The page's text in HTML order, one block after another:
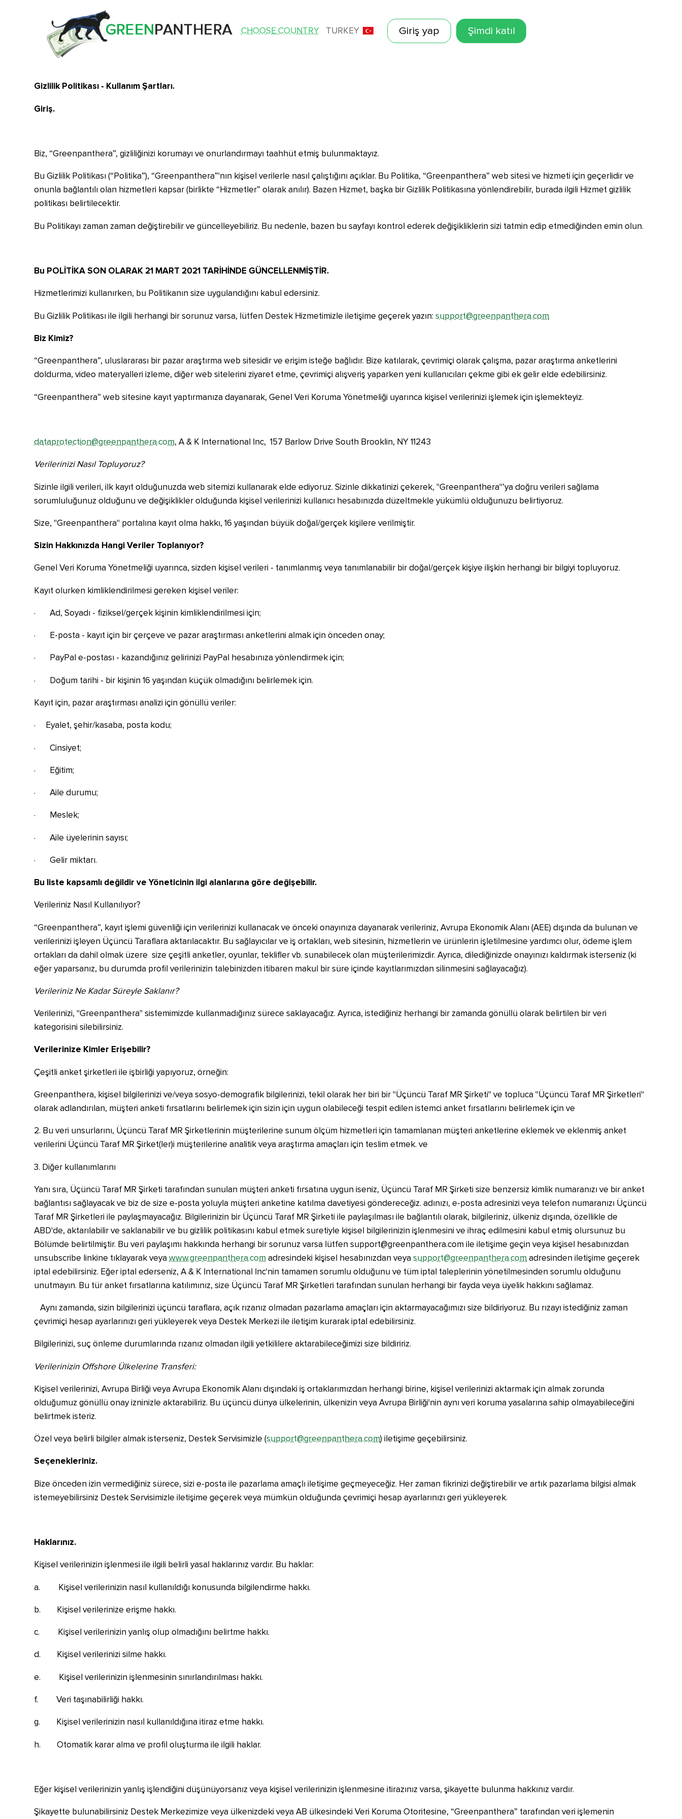
CHOOSE COUNTRY TURKEY Giriş yap Şimdi katıl
Gizlilik Politikası - Kullanım Şartları.
Giriş.
Biz, “Greenpanthera”, gizliliğinizi korumayı ve onurlandırmayı taahhüt etmiş bulunmaktayız.
Bu Gizlilik Politikası (“Politika”), “Greenpanthera”'nın kişisel verilerle nasıl çalıştığını açıklar. Bu Politika, “Greenpanthera” web sitesi ve hizmeti için geçerlidir ve
onunla bağlantılı olan hizmetleri kapsar (birlikte “Hizmetler” olarak anılır). Bazen Hizmet, başka bir Gizlilik Politikasına yönlendirebilir, burada ilgili Hizmet gizlilik
politikası belirtilecektir.
Bu Politikayı zaman zaman değiştirebilir ve güncelleyebiliriz. Bu nedenle, bazen bu sayfayı kontrol ederek değişikliklerin sizi tatmin edip etmediğinden emin olun.
Bu POLİTİKA SON OLARAK 21 MART 2021 TARİHİNDE GÜNCELLENMİŞTİR.
Hizmetlerimizi kullanırken, bu Politikanın size uygulandığını kabul edersiniz.
Bu Gizlilik Politikası ile ilgili herhangi bir sorunuz varsa, lütfen Destek Hizmetimizle iletişime geçerek yazın:support@greenpanthera.com
Biz Kimiz?
“Greenpanthera”, uluslararası bir pazar araştırma web sitesidir ve erişim isteğe bağlıdır. Bize katılarak, çevrimiçi olarak çalışma, pazar araştırma anketlerini
doldurma, video materyalleri izleme, diğer web sitelerini ziyaret etme, çevrimiçi alışveriş yaparken yeni kullanıcıları çekme gibi ek gelir elde edebilirsiniz.
“Greenpanthera” web sitesine kayıt yaptırmanıza dayanarak, Genel Veri Koruma Yönetmeliği uyarınca kişisel verilerinizi işlemek için işlemekteyiz.
dataprotection@greenpanthera.com, A & K International Inc, 157 Barlow Drive South Brooklin, NY 11243
Verilerinizi Nasıl Topluyoruz?
Sizinle ilgili verileri, ilk kayıt olduğunuzda web sitemizi kullanarak elde ediyoruz. Sizinle dikkatinizi çekerek, "Greenpanthera"’ya doğru verileri sağlama
sorumluluğunuz olduğunu ve değişiklikler olduğunda kişisel verilerinizi kullanıcı hesabınızda düzeltmekle yükümlü olduğunuzu belirtiyoruz.
Size, "Greenpanthera" portalına kayıt olma hakkı, 16 yaşından büyük doğal/gerçek kişilere verilmiştir.
Sizin Hakkınızda Hangi Veriler Toplanıyor?
Genel Veri Koruma Yönetmeliği uyarınca, sizden kişisel verileri - tanımlanmış veya tanımlanabilir bir doğal/gerçek kişiye ilişkin herhangi bir bilgiyi topluyoruz.
Kayıt olurken kimliklendirilmesi gereken kişisel veriler:
· Ad, Soyadı - fiziksel/gerçek kişinin kimliklendirilmesi için;
· E-posta - kayıt için bir çerçeve ve pazar araştırması anketlerini almak için önceden onay;
· PayPal e-postası - kazandığınız gelirinizi PayPal hesabınıza yönlendirmek için;
· Doğum tarihi - bir kişinin 16 yaşından küçük olmadığını belirlemek için.
Kayıt için, pazar araştırması analizi için gönüllü veriler:
· Eyalet, şehir/kasaba, posta kodu;
· Cinsiyet;
· Eğitim;
· Aile durumu;
· Meslek;
· Aile üyelerinin sayısı;
· Gelir miktarı.
Bu liste kapsamlı değildir ve Yöneticinin ilgi alanlarına göre değişebilir.
Verileriniz Nasıl Kullanılıyor?
“Greenpanthera”, kayıt işlemi güvenliği için verilerinizi kullanacak ve önceki onayınıza dayanarak verileriniz, Avrupa Ekonomik Alanı (AEE) dışında da bulunan ve
verilerinizi işleyen Üçüncü Taraflara aktarılacaktır. Bu sağlayıcılar ve iş ortakları, web sitesinin, hizmetlerin ve ürünlerin işletilmesine yardımcı olur, ödeme işlem
ortakları da dahil olmak üzere size çeşitli anketler, oyunlar, teklifler vb. sunabilecek olan müşterilerimizdir. Ayrıca, dilediğinizde onayınızı kaldırmak isterseniz (ki
eğer yaparsanız, bu durumda profil verilerinizin talebinizden itibaren makul bir süre içinde kayıtlarımızdan silinmesini sağlayacağız).
Verileriniz Ne Kadar Süreyle Saklanır?
Verilerinizi, "Greenpanthera" sistemimizde kullanmadığınız sürece saklayacağız. Ayrıca, istediğiniz herhangi bir zamanda gönüllü olarak belirtilen bir veri
kategorisini silebilirsiniz.
Verilerinize Kimler Erişebilir?
Çeşitli anket şirketleri ile işbirliği yapıyoruz, örneğin:
Greenpanthera, kişisel bilgilerinizi ve/veya sosyo-demografik bilgilerinizi, tekil olarak her biri bir "Üçüncü Taraf MR Şirketi" ve topluca "Üçüncü Taraf MR Şirketleri"
olarak adlandırılan, müşteri anketi fırsatlarını belirlemek için sizin için uygun olabileceği tespit edilen istemci anket fırsatlarını belirlemek için ve
2. Bu veri unsurlarını, Üçüncü Taraf MR Şirketlerinin müşterilerine sunum ölçüm hizmetleri için tamamlanan müşteri anketlerine eklemek ve eklenmiş anket
verilerini Üçüncü Taraf MR Şirket(ler)i müşterilerine analitik veya araştırma amaçları için teslim etmek. ve
3. Diğer kullanımlarını
Yanı sıra, Üçüncü Taraf MR Şirketi tarafından sunulan müşteri anketi fırsatına uygun iseniz, Üçüncü Taraf MR Şirketi size benzersiz kimlik numaranızı ve bir anket
bağlantısı sağlayacak ve biz de size e-posta yoluyla müşteri anketine katılma davetiyesi göndereceğiz. adınızı, e-posta adresinizi veya telefon numaranızı Üçüncü
Taraf MR Şirketleri ile paylaşmayacağız. Bilgilerinizin bir Üçüncü Taraf MR Şirketi ile paylaşılması ile bağlantılı olarak, bilgileriniz, ülkeniz dışında, özellikle de
ABD'de, aktarılabilir ve saklanabilir ve bu gizlilik politikasını kabul etmek suretiyle kişisel bilgilerinizin işlenmesini ve ihraç edilmesini kabul etmiş olursunuz bu
Bölümde belirtilmiştir. Bu veri paylaşımı hakkında herhangi bir sorunuz varsa lütfen support@greenpanthera.com ile iletişime geçin veya kişisel hesabınızdan
unsubscribe linkine tıklayarak veyawww.greenpanthera.com adresindeki kişisel hesabınızdan veyasupport@greenpanthera.com adresinden iletişime geçerek
iptal edebilirsiniz. Eğer iptal ederseniz, A & K International Inc'nin tamamen sorumlu olduğunu ve tüm iptal taleplerinin yönetilmesinden sorumlu olduğunu
unutmayın. Bu tür anket fırsatlarına katılımınız, size Üçüncü Taraf MR Şirketleri tarafından sunulan herhangi bir fayda veya üyelik hakkını sağlamaz.
Aynı zamanda, sizin bilgilerinizi üçüncü taraflara, açık rızanız olmadan pazarlama amaçları için aktarmayacağımızı size bildiriyoruz. Bu rızayı istediğiniz zaman
çevrimiçi hesap ayarlarınızı geri yükleyerek veya Destek Merkezi ile iletişim kurarak iptal edebilirsiniz.
Bilgilerinizi, suç önleme durumlarında rızanız olmadan ilgili yetkililere aktarabileceğimizi size bildiririz.
Verilerinizin Offshore Ülkelerine Transferi:
Kişisel verilerinizi, Avrupa Birliği veya Avrupa Ekonomik Alanı dışındaki iş ortaklarımızdan herhangi birine, kişisel verilerinizi aktarmak için almak zorunda
olduğumuz gönüllü onay izninizle aktarabiliriz. Bu üçüncü dünya ülkelerinin, ülkenizin veya Avrupa Birliği'nin aynı veri koruma yasalarına sahip olmayabileceğini
belirtmek isteriz.
Özel veya belirli bilgiler almak isterseniz, Destek Servisimizle (support@greenpanthera.com) iletişime geçebilirsiniz.
Seçenekleriniz.
Bize önceden izin vermediğiniz sürece, sizi e-posta ile pazarlama amaçlı iletişime geçmeyeceğiz. Her zaman fikrinizi değiştirebilir ve artık pazarlama bilgisi almak
istemeyebilirsiniz Destek Servisimizle iletişime geçerek veya mümkün olduğunda çevrimiçi hesap ayarlarınızı geri yükleyerek.
Haklarınız.
Kişisel verilerinizin işlenmesi ile ilgili belirli yasal haklarınız vardır. Bu haklar:
a. Kişisel verilerinizin nasıl kullanıldığı konusunda bilgilendirme hakkı.
b. Kişisel verilerinize erişme hakkı.
c. Kişisel verilerinizin yanlış olup olmadığını belirtme hakkı.
d. Kişisel verilerinizi silme hakkı.
e. Kişisel verilerinizin işlenmesinin sınırlandırılması hakkı.
f. Veri taşınabilirliği hakkı.
g. Kişisel verilerinizin nasıl kullanıldığına itiraz etme hakkı.
h. Otomatik karar alma ve profil oluşturma ile ilgili haklar.
Eğer kişisel verilerinizin yanlış işlendiğini düşünüyorsanız veya kişisel verilerinizin işlenmesine itirazınız varsa, şikayette bulunma hakkınız vardır.
Şikayette bulunabilirsiniz Destek Merkezimize veya ülkenizdeki veya AB ülkesindeki Veri Koruma Otoritesine, “Greenpanthera” tarafından veri işlemenin